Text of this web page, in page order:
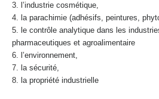
l’industrie cosmétique,
la parachimie (adhésifs, peintures,
le contrôle analytique dans les
pharmaceutiques et agroalimentaire
l’environnement,
la sécurité,
la propriété industrielle